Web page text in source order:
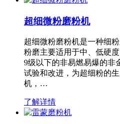
超细微粉磨粉机
超细微粉磨粉机是一种细
粉磨主要适用于中、低硬
9级以下的非易燃易爆的非
试验和改进，为超细粉的
机，…
了解详情